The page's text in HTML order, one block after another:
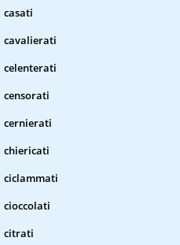
casati
cavalierati
celenterati
censorati
cernierati
chiericati
ciclammati
cioccolati
citrati